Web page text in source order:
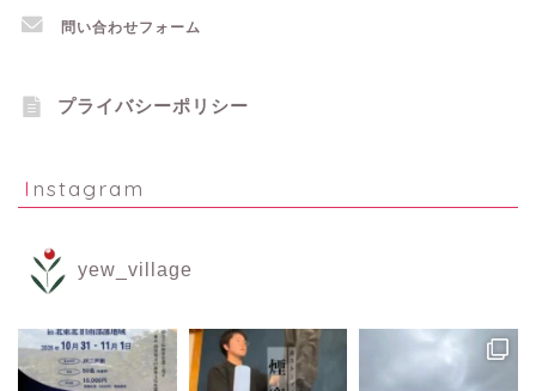
問い合わせフォーム
プライバシーポリシー
Instagram
yew_village